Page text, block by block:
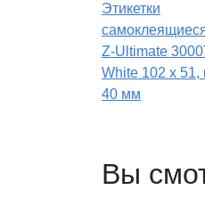
Этикетки
Z-Ultimate
White 102 x 51,
40 мм
Вы